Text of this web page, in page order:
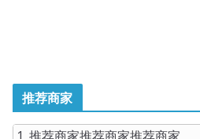
推荐商家